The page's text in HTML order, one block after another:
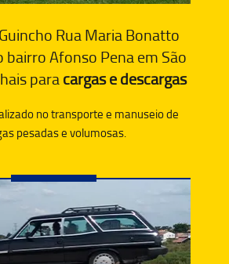
Rua Maria Bonatto
bairro Afonso Pena em São
paracargas e descargas
no transporte e manuseio de
pesadas e volumosas.